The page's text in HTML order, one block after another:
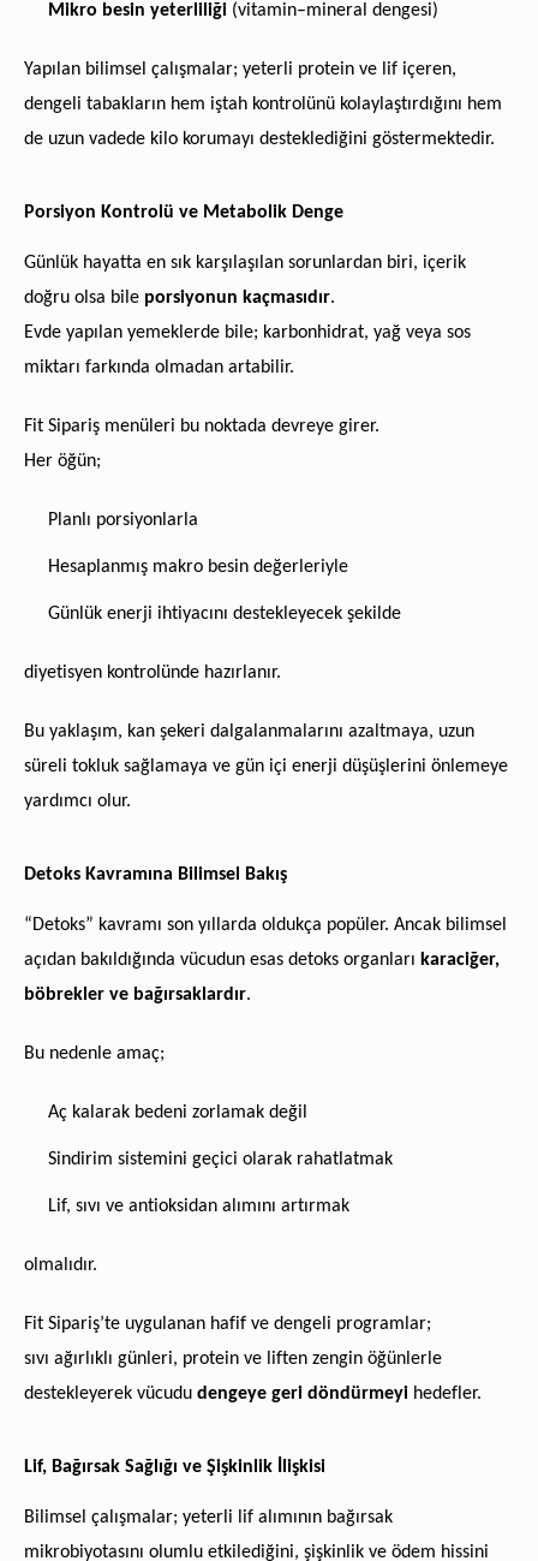
Mikro besin yeterliliği (vitamin–mineral dengesi)
Yapılan bilimsel çalışmalar; yeterli protein ve lif içeren,
dengeli tabakların hem iştah kontrolünü kolaylaştırdığını hem
de uzun vadede kilo korumayı desteklediğini göstermektedir.
Porsiyon Kontrolü ve Metabolik Denge
Günlük hayatta en sık karşılaşılan sorunlardan biri, içerik
doğru olsa bile porsiyonun kaçmasıdır.
Evde yapılan yemeklerde bile; karbonhidrat, yağ veya sos
miktarı farkında olmadan artabilir.
Fit Sipariş menüleri bu noktada devreye girer.
Her öğün;
Planlı porsiyonlarla
Hesaplanmış makro besin değerleriyle
Günlük enerji ihtiyacını destekleyecek şekilde
diyetisyen kontrolünde hazırlanır.
Bu yaklaşım, kan şekeri dalgalanmalarını azaltmaya, uzun
süreli tokluk sağlamaya ve gün içi enerji düşüşlerini önlemeye
yardımcı olur.
Detoks Kavramına Bilimsel Bakış
“Detoks” kavramı son yıllarda oldukça popüler. Ancak bilimsel
açıdan bakıldığında vücudun esas detoks organları karaciğer,
böbrekler ve bağırsaklardır.
Bu nedenle amaç;
Aç kalarak bedeni zorlamak değil
Sindirim sistemini geçici olarak rahatlatmak
Lif, sıvı ve antioksidan alımını artırmak
olmalıdır.
Fit Sipariş’te uygulanan hafif ve dengeli programlar;
sıvı ağırlıklı günleri, protein ve liften zengin öğünlerle
destekleyerek vücudu dengeye geri döndürmeyi hedefler.
Lif, Bağırsak Sağlığı ve Şişkinlik İlişkisi
Bilimsel çalışmalar; yeterli lif alımının bağırsak
mikrobiyotasını olumlu etkilediğini, şişkinlik ve ödem hissini